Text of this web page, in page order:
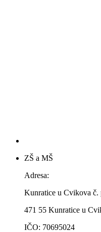
ZŠ a MŠ
Adresa:
Kunratice u Cvikova č.
471 55 Kunratice u
IČO: 70695024